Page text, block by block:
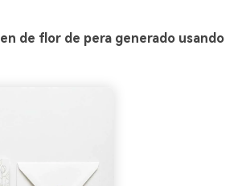
de flor de pera generado usando